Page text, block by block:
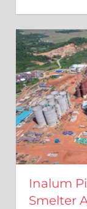
Inalum
Smelter